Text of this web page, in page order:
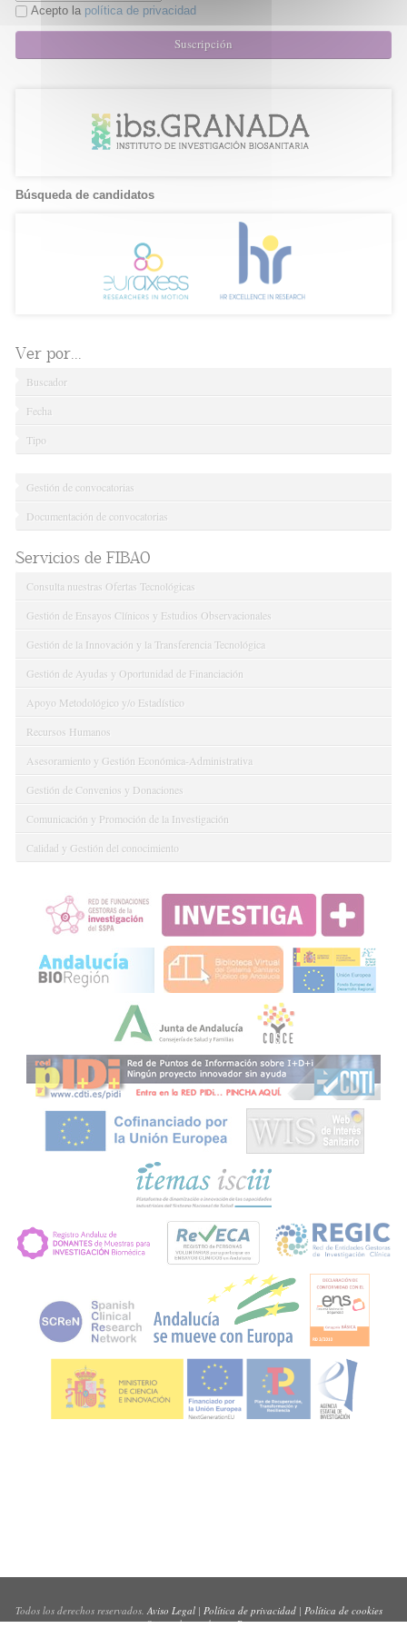
Acepto la política de privacidad
Suscripción
Búsqueda de candidatos
Ver por...
Buscador
Fecha
Tipo
Gestión de convocatorias
Documentación de convocatorias
Servicios de FIBAO
Consulta nuestras Ofertas Tecnológicas
Gestión de Ensayos Clínicos y Estudios Observacionales
Gestión de la Innovación y la Transferencia Tecnológica
Gestión de Ayudas y Oportunidad de Financiación
Apoyo Metodológico y/o Estadístico
Recursos Humanos
Asesoramiento y Gestión Económica-Administrativa
Gestión de Convenios y Donaciones
Comunicación y Promoción de la Investigación
Calidad y Gestión del conocimiento
Todos los derechos reservados.Aviso Legal| Política de privacidad| Política de cookies
Sitio web creado porPynso